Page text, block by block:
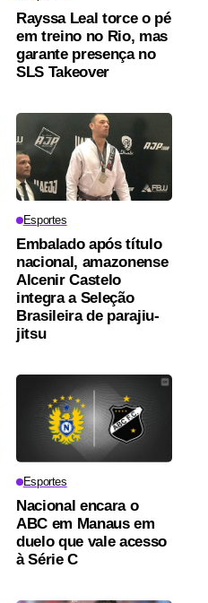
Rayssa Leal torce o pé
em treino no Rio, mas
garante presença no
SLS Takeover
Esportes
Embalado após título
nacional, amazonense
Alcenir Castelo
integra a Seleção
Brasileira de parajiu-
jitsu
Esportes
Nacional encara o
ABC em Manaus em
duelo que vale acesso
à Série C